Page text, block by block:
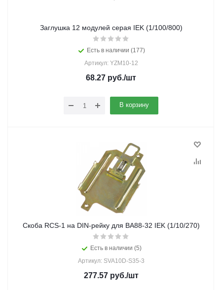
Заглушка 12 модулей серая IEK (1/100/800)
Есть в наличии (177)
Артикул: YZM10-12
68.27 руб./шт
В корзину
Скоба RCS-1 на DIN-рейку для ВА88-32 IEK (1/10/270)
Есть в наличии (5)
Артикул: SVA10D-S35-3
277.57руб./шт